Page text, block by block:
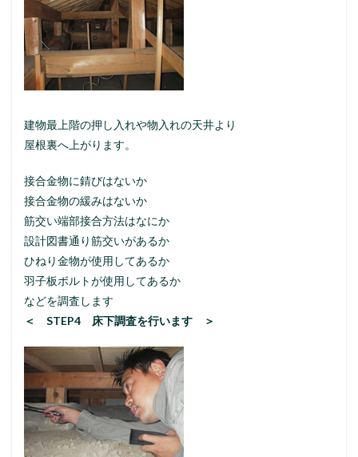
建物最上階の押し入れや物入れの天井より
屋根裏へ上がります。
接合金物に錆びはないか
接合金物の緩みはないか
筋交い端部接合方法はなにか
設計図書通り筋交いがあるか
ひねり金物が使用してあるか
羽子板ボルトが使用してあるか
などを調査します
＜ STEP4 床下調査を行います ＞